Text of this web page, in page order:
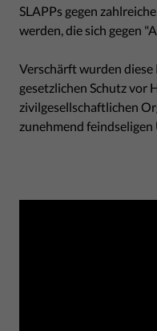
SLAPPs gegen
werden, die sich gegen
Verschärft wurden diese
gesetzlichen Schutz vor
zivilgesellschaftlichen
zunehmend